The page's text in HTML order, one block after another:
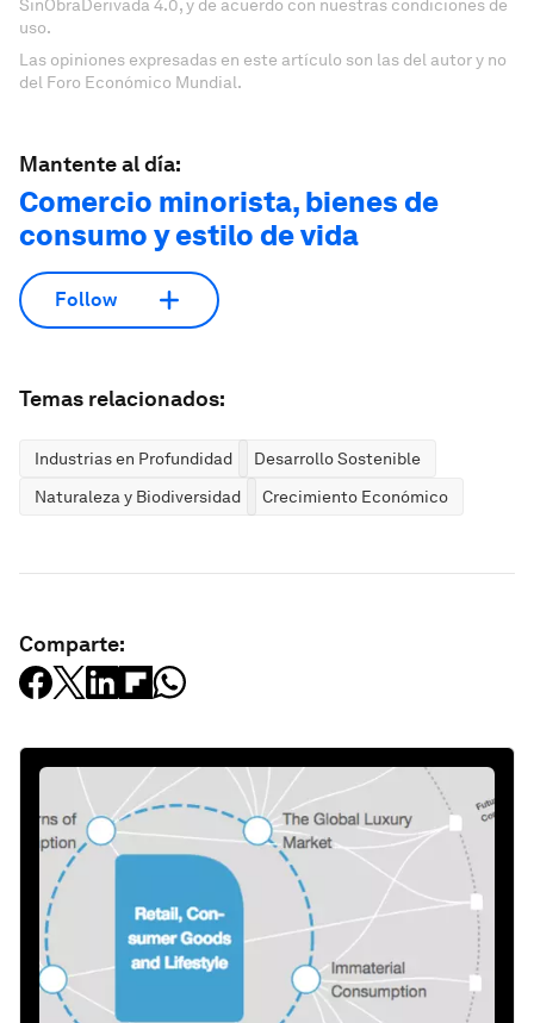
SinObraDerivada 4.0, y de acuerdo con nuestras condiciones de
uso.
Las opiniones expresadas en este artículo son las del autor y no
del Foro Económico Mundial.
Mantente al día:
Comercio minorista, bienes de
consumo y estilo de vida
Follow
Temas relacionados:
Industrias en Profundidad
Desarrollo Sostenible
Naturaleza y Biodiversidad
Crecimiento Económico
Comparte: